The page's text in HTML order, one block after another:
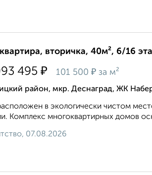
вторичка, 40м², 6/16
495 ₽ 101 500 ₽ за м²
район, мкр. Деснаград, ЖК
в экологически чистом
Комплекс многоквартирных домов
07.08.2026